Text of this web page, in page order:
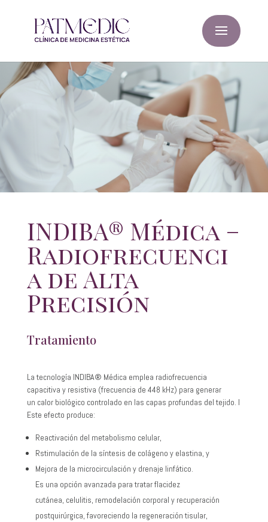
INDIBA® Médica –
Radiofrecuenci
a de Alta
Precisión
Tratamiento
La tecnología INDIBA® Médica emplea radiofrecuencia
capacitiva y resistiva (frecuencia de 448 kHz) para generar
un calor biológico controlado en las capas profundas del tejido. I
Este efecto produce:
Reactivación del metabolismo celular,
Rstimulación de la síntesis de colágeno y elastina, y
Mejora de la microcirculación y drenaje linfático.
Es una opción avanzada para tratar flacidez
cutánea, celulitis, remodelación corporal y recuperación
postquirúrgica, favoreciendo la regeneración tisular,